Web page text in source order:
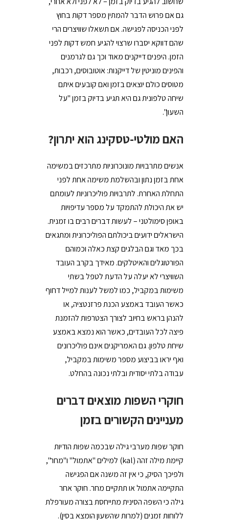
גם אם פרוש הדבר להמתין מספר דקות בחוץ
לפני הכניסה לפגישה. אם תשאלו שוויצרים הרי
שהם דווקא יסברו שרצוי להגיע חמש דקות לפני
הזמן. היפנים דייקנים מאוד וכך גם לגרמנים
והפינים מוניטין של דייקנות: אוטובוסים, רכבות,
מטוסים כולם יוצאים בזמן ואם קובעים איתם
שיחה טלפונית גם היא תגיע בדיוק בזמן "על
השעון".
האם מולטי-טסקינג הוא יתרון?
אנשים מתרבויות מונוכרוניות מתרכזים במשימה
אחת בזמן נתון ובהשלמת משימה אחת לפני
התחלת האחרת. לתרבויות פוליכרוניות לעומתם
יש את היכולת להתמקד על מספר עדיפויות
באופן סימולטני – לעשות דברים רבים בו זמנית.
הישראלים ידועים ביכולתם הפוליכרונית ומתגאים
בכך מאד וגם הבלגים קצת כאלה וכמוהם
הפורטוגלים והאיטלקים. מאידך בקרב העובד
השוויצרי לא יעלה על הדעת לטפל בשתי
משימות במקביל, כמו למשל לענות למייל דחוף
כאשר העובד באמצע הכנת פרזנטציה, או
להנהן בראש בחיוב לצורך הצטרפות להזמנת
פיצה לכל העובדים, כאשר הוא נמצא באמצע
שיחת טלפון. גם האמריקנים אינם פוליכרונים
ואף יראו בביצוע מספר משימות במקביל,
עבודה בלתי יסודית ובלתי נכונה בהחלט.
חוקרי השפות מוצאים דברים
מעניינים הקשורים בזמן
חוקר שפות מערבי גילה שבכמה שפות הודיות
קיימת מילה זהה (kal) למילים "אתמול" ו"מחר",
ולפיכך הסיק, כי אין זה משנה אם הפגישה
התקיימה אתמול או תתקיים מחר. חוקר אחר
גילה כי השפה הסינית מתייחסת בצורה מעורפלת
ללוחות זמנים (למרות שהשעון הומצא בסין).